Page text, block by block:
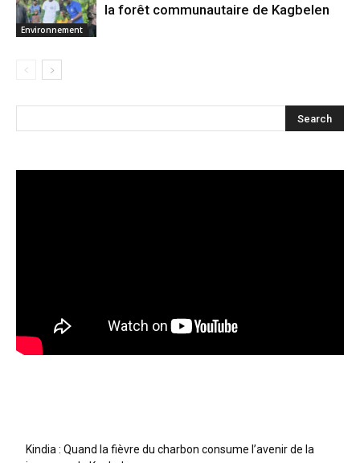
Environnement
la forêt communautaire de Kagbelen
Kindia : Quand la fièvre du charbon consume l’avenir de la